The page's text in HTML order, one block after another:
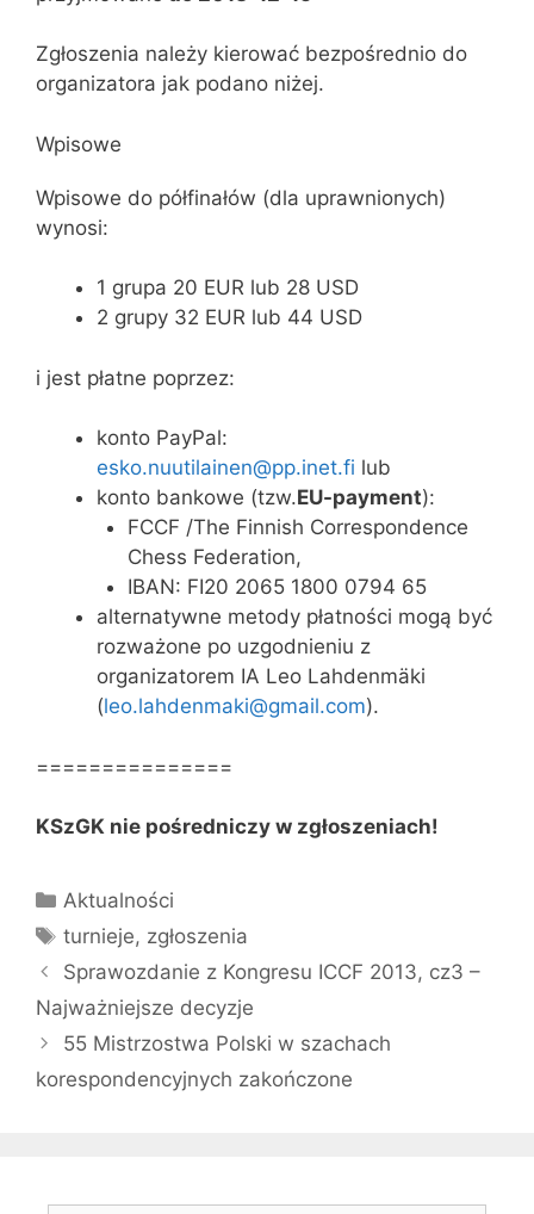
Zgłoszenia należy kierować bezpośrednio do
organizatora jak podano niżej.
Wpisowe
Wpisowe do półfinałów (dla uprawnionych)
wynosi:
1 grupa 20 EUR lub 28 USD
2 grupy 32 EUR lub 44 USD
i jest płatne poprzez:
konto PayPal:
esko.nuutilainen@pp.inet.fi lub
konto bankowe (tzw.EU-payment):
FCCF /The Finnish Correspondence
Chess Federation,
IBAN: FI20 2065 1800 0794 65
alternatywne metody płatności mogą być
rozważone po uzgodnieniu z
organizatorem IA Leo Lahdenmäki
(leo.lahdenmaki@gmail.com).
===============
KSzGK nie pośredniczy w zgłoszeniach!
Kategorie
Aktualności
Tagi
turnieje, zgłoszenia
Sprawozdanie z Kongresu ICCF 2013, cz3 –
Najważniejsze decyzje
55 Mistrzostwa Polski w szachach
korespondencyjnych zakończone